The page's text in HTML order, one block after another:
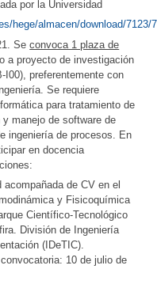
por la Universidad
hege/almacen/download/
Seconvoca 1 plaza de
a proyecto de investigación
I00), preferentemente con
Se requiere
para tratamiento de
manejo de software de
ingeniería de procesos. En
en docencia
acompañada de CV en el
y Fisicoquímica
Científico-Tecnológico
División de Ingeniería
(IDeTIC).
10 de julio de